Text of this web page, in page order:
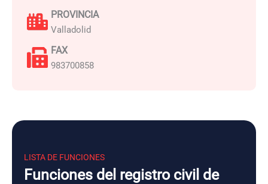
PROVINCIA
Valladolid
FAX
983700858
LISTA DE FUNCIONES
Funciones del registro civil de